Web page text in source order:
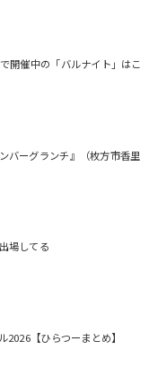
開催中の「バルナイト」はこ
バーグランチ』（枚方市香里
場してる
【ひらつーまとめ】